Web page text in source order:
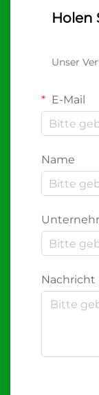
Holen
Unser
E-Mail
Name
Nachricht